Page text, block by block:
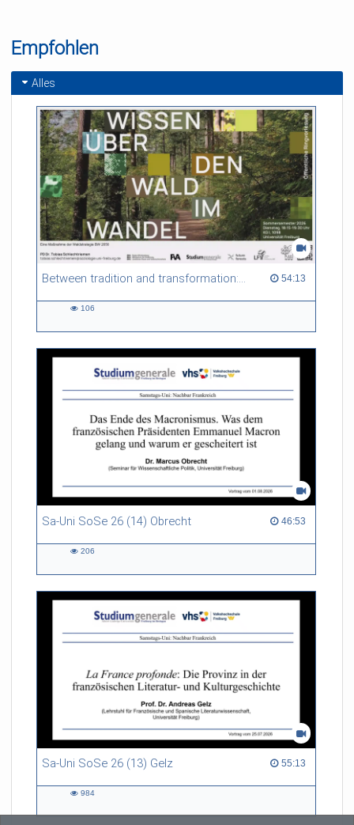
Empfohlen
Alles
Between tradition and transformation: how owners, advisers and institutions co-create knowledge for resilient forests in Europe 54:13
54:13 duration
106
Sa-Uni SoSe 26 (14) Obrecht 46:53
46:53 duration
206
Sa-Uni SoSe 26 (13) Gelz 55:13
55:13 duration
984